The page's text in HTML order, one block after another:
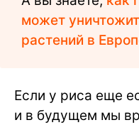
может
растений в
Если у риса еще
и в будущем мы